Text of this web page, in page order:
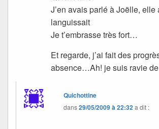
J’en avais parlé à Joëlle, elle
languissait
Je t’embrasse très fort…
Et regarde, j’ai fait des
absence…Ah! je suis ravie
Quichottine
dans29/05/2009 à 22:32 a dit :